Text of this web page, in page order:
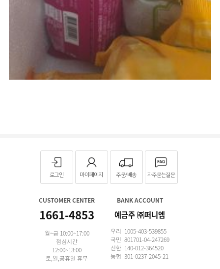
로그인 마이페이지 주문/배송 자주묻는질문
CUSTOMER CENTER
1661-4853
월~금 10:00~17:00
점심시간
12:00~13:00
토,일,공휴일 휴무
BANK ACCOUNT
예금주 ㈜퍼니엠
우리 1005-403-539855
국민 801701-04-247269
신한 140-012-364520
농협 301-0237-2045-21